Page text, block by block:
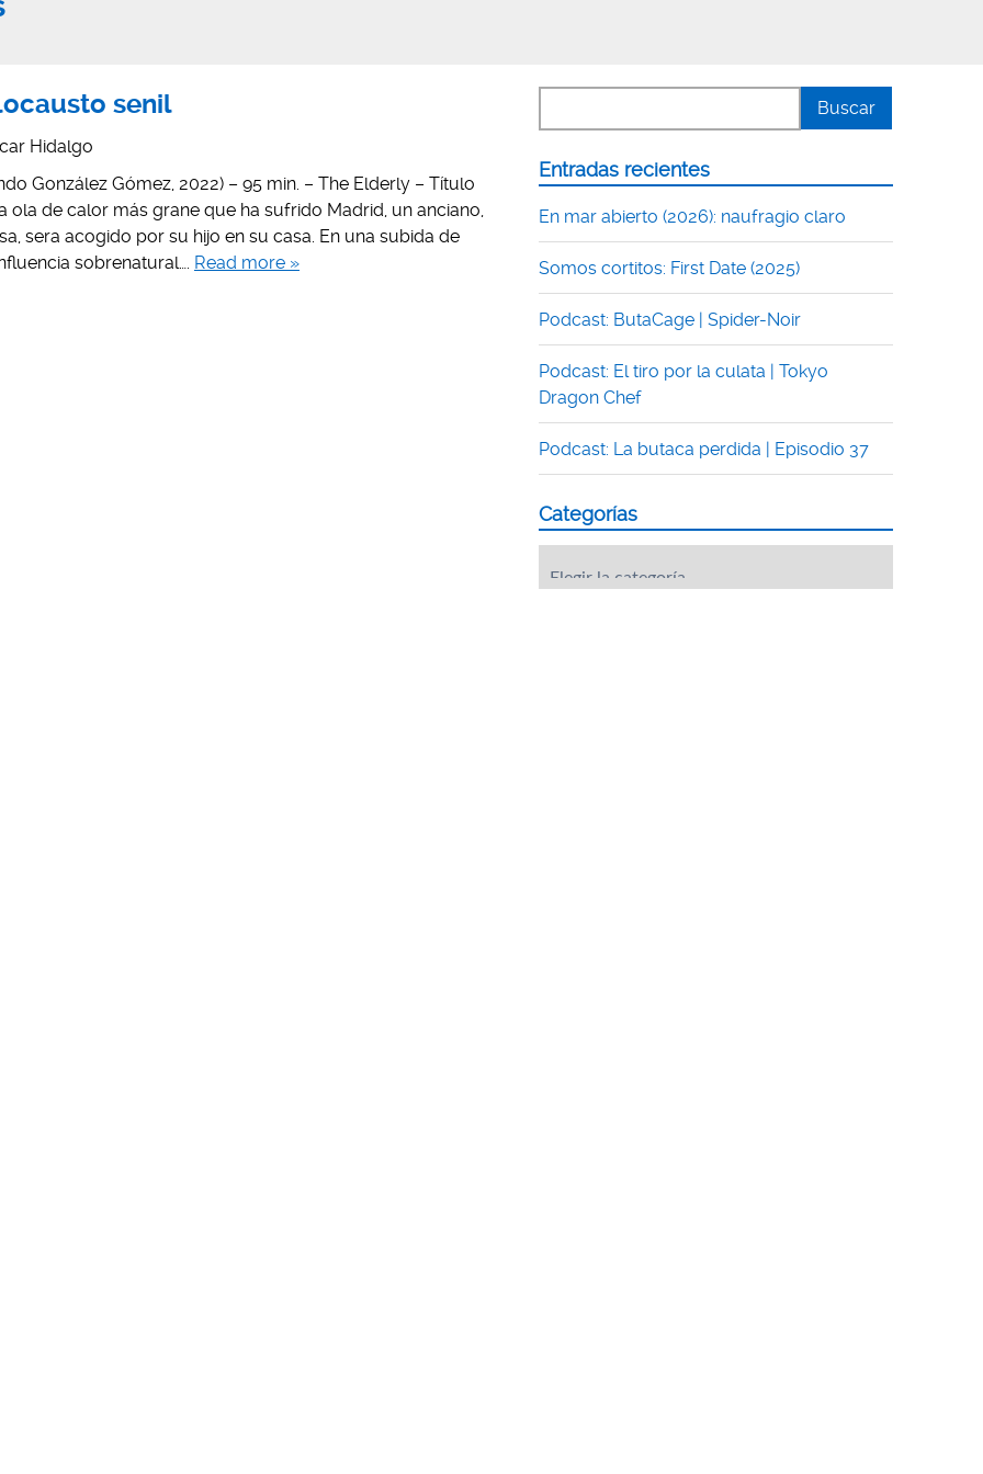
senil
Hidalgo
González Gómez, 2022) – 95 min. – The Elderly – Título
ola de calor más grane que ha sufrido Madrid, un anciano,
sera acogido por su hijo en su casa. En una subida de
sobrenatural…. Read more »
Entradas recientes
En mar abierto (2026): naufragio claro
Somos cortitos: First Date (2025)
Podcast: ButaCage | Spider-Noir
Podcast: El tiro por la culata | Tokyo
Dragon Chef
Podcast: La butaca perdida | Episodio 37
Categorías